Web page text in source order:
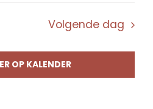
en
Volgende dag
OP KALENDER